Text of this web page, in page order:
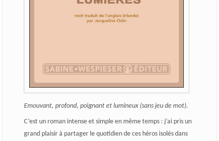
Emouvant, profond, poignant et lumineux (sans jeu de mot).
C’est un roman intense et simple en même temps : j’ai pris un
grand plaisir à partager le quotidien de ces héros isolés dans